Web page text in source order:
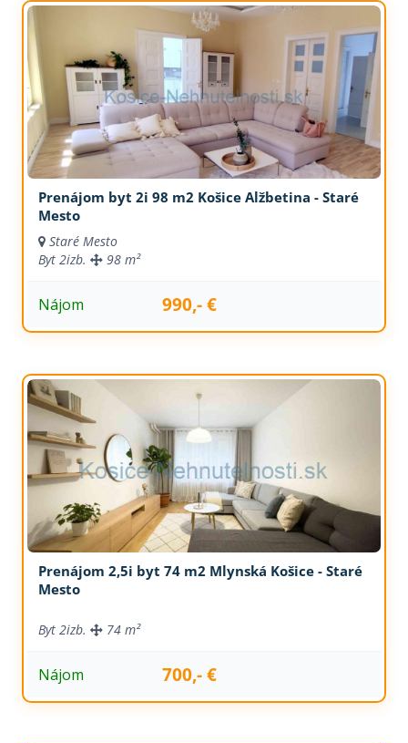
Prenájom byt 2i 98 m2 Košice Alžbetina - Staré
Mesto
Staré Mesto
Byt 2izb. 98 m²
Nájom 990,- €
Prenájom 2,5i byt 74 m2 Mlynská Košice - Staré
Mesto
Byt 2izb. 74 m²
Nájom 700,- €